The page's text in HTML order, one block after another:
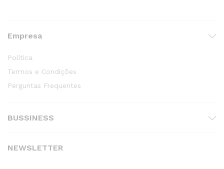
Empresa
Política
Termos e Condições
Perguntas Frequentes
BUSSINESS
NEWSLETTER